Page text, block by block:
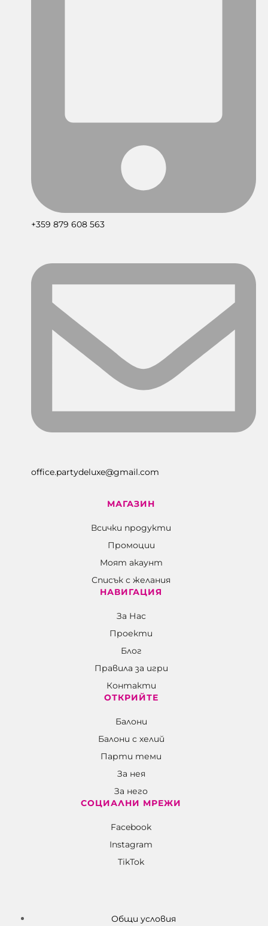
+359 879 608 563
office.partydeluxe@gmail.com
МАГАЗИН
Всички продукти
Промоции
Моят акаунт
Списък с желания
НАВИГАЦИЯ
За Нас
Проекти
Блог
Правила за игри
Контакти
ОТКРИЙТЕ
Балони
Балони c хелий
Парти теми
За нея
За него
СОЦИАЛНИ МРЕЖИ
Facebook
Instagram
TikTok
Общи условия